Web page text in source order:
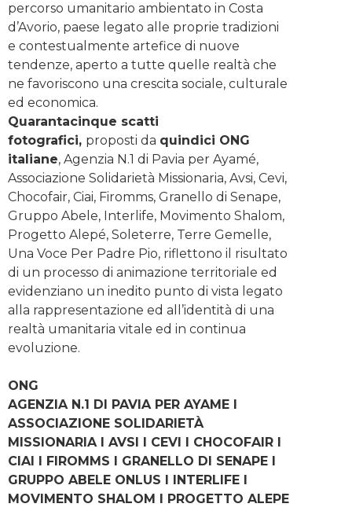
percorso umanitario ambientato in Costa
d’Avorio, paese legato alle proprie tradizioni
e contestualmente artefice di nuove
tendenze, aperto a tutte quelle realtà che
ne favoriscono una crescita sociale, culturale
ed economica.
Quarantacinque scatti
fotografici, proposti da quindici ONG
italiane, Agenzia N.1 di Pavia per Ayamé,
Associazione Solidarietà Missionaria, Avsi, Cevi,
Chocofair, Ciai, Firomms, Granello di Senape,
Gruppo Abele, Interlife, Movimento Shalom,
Progetto Alepé, Soleterre, Terre Gemelle,
Una Voce Per Padre Pio, riflettono il risultato
di un processo di animazione territoriale ed
evidenziano un inedito punto di vista legato
alla rappresentazione ed all’identità di una
realtà umanitaria vitale ed in continua
evoluzione.
ONG
AGENZIA N.1 DI PAVIA PER AYAME I
ASSOCIAZIONE SOLIDARIETÀ
MISSIONARIA I AVSI I CEVI I CHOCOFAIR I
CIAI I FIROMMS I GRANELLO DI SENAPE I
GRUPPO ABELE ONLUS I INTERLIFE I
MOVIMENTO SHALOM I PROGETTO ALEPE